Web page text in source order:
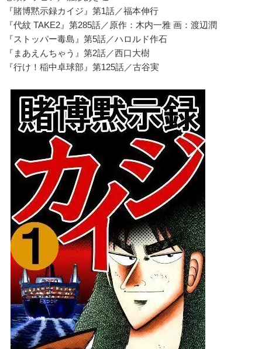
『賭博黙示録カイジ』第1話／福本伸行
『代紋 TAKE2』第285話／原作：木内一雅 画：渡辺潤
『ストッパー毒島』第5話／ハロルド作石
『まあえんちゃう』第2話／西口大樹
『行け！稲中卓球部』第125話／古谷実